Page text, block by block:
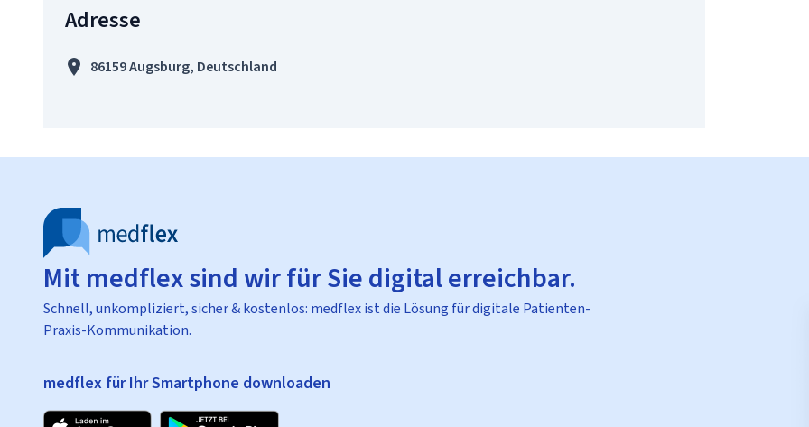
Adresse
86159 Augsburg, Deutschland
Mit medflex sind wir für Sie digital erreichbar.
Schnell, unkompliziert, sicher & kostenlos: medflex ist die Lösung für digitale Patienten-
Praxis-Kommunikation.
medflex für Ihr Smartphone downloaden